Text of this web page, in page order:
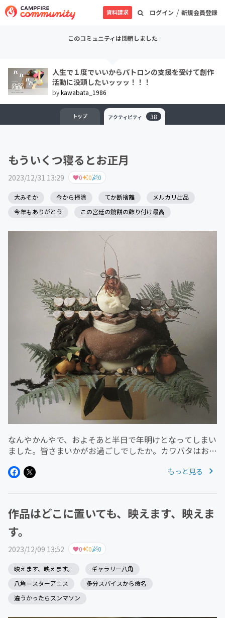
ログイン / 新規会員登録
資料請求
このコミュニティは閉鎖しました
人生で１度でいいからパトロンの支援を受けて創作
活動に没頭したいッッッ！！！
bykawabata_1986
トップ アクティビティ 38
もういくつ寝るとお正月
2023/12/31 13:29 0 0 0
大みそか 今から掃除 てか断捨離
メルカリ出品
今年もありがとう
この宮廷の鏡餅の飾り付け最高
なんやかんやで、およそあと半日で年明けとなってしまい
ました。皆さまいかがお過ごしでしたか。カワバタはお伝
まで働き続けるという、芸術とは程遠い日々を過ごしてい
もっと見る
作品はどこに置いても、映えます、映えま
す。
2023/12/09 13:52 0 0 0
映えます、映えます。
ギャラリー八角
八角＝スターアニス
多分スパイスから命名
違うかったらスンマソン